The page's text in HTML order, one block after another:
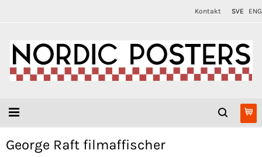
Kontakt SVE ENG
George Raft filmaffischer